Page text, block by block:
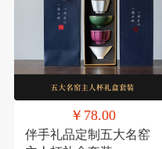
￥78.00
伴手礼品定制五大名窑